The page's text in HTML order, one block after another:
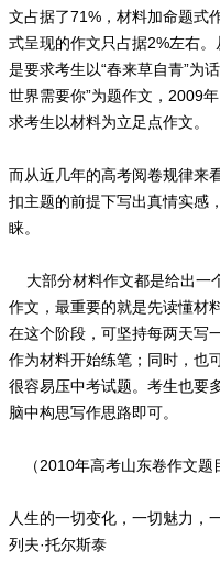
文占据了71%，材料加命题式
式呈现的作文只占据2%左右
是要求考生以“春来草自青”为
世界需要你”为题作文，2009
求考生以材料为立足点作文。
而从近几年的高考阅卷规律来
扣主题的前提下写出真情实感
睐。
大部分材料作文都是给出一
作文，最重要的就是先读懂材
在这个阶段，可坚持每两天写
作为材料开始练笔；同时，也
很容易压中考试题。考生也要
脑中构思写作思路即可。
（2010年高考山东卷作文题
人生的一切变化，一切魅力
列夫·托尔斯泰